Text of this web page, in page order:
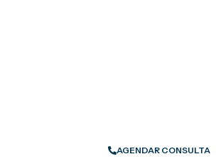
AGENDAR CONSULTA